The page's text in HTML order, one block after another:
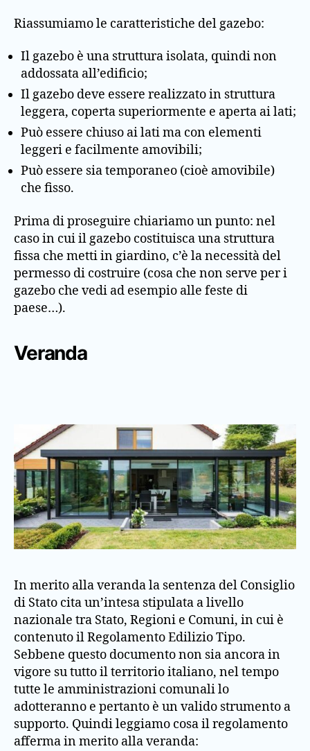
Riassumiamo le caratteristiche del gazebo:
Il gazebo è una struttura isolata, quindi non
addossata all’edificio;
Il gazebo deve essere realizzato in struttura
leggera, coperta superiormente e aperta ai lati;
Può essere chiuso ai lati ma con elementi
leggeri e facilmente amovibili;
Può essere sia temporaneo (cioè amovibile)
che fisso.
Prima di proseguire chiariamo un punto: nel
caso in cui il gazebo costituisca una struttura
fissa che metti in giardino, c’è la necessità del
permesso di costruire (cosa che non serve per i
gazebo che vedi ad esempio alle feste di
paese…).
Veranda
In merito alla veranda la sentenza del Consiglio
di Stato cita un’intesa stipulata a livello
nazionale tra Stato, Regioni e Comuni, in cui è
contenuto il Regolamento Edilizio Tipo.
Sebbene questo documento non sia ancora in
vigore su tutto il territorio italiano, nel tempo
tutte le amministrazioni comunali lo
adotteranno e pertanto è un valido strumento a
supporto. Quindi leggiamo cosa il regolamento
afferma in merito alla veranda: